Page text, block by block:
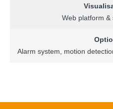
Web platform &
Alarm system, motion